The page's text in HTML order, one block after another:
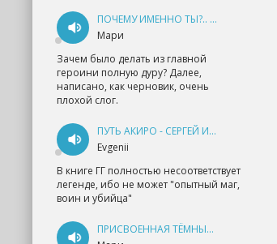
ПОЧЕМУ ИМЕННО ТЫ?.. КНИГА 1 - ЕКАТЕРИНА ЮДИНА
Мари
Зачем было делать из главной
героини полную дуру? Далее,
написано, как черновик, очень
плохой слог.
ПУТЬ АКИРО - СЕРГЕЙ ИЗМАЙЛОВ
Evgenii
В книге ГГ полностью несоответствует
легенде, ибо не может "опытный маг,
воин и убийца"
ПРИСВОЕННАЯ ТЁМНЫМ. ПРОКЛЯТАЯ ЛЮБОВЬ - АННА ГЕРР